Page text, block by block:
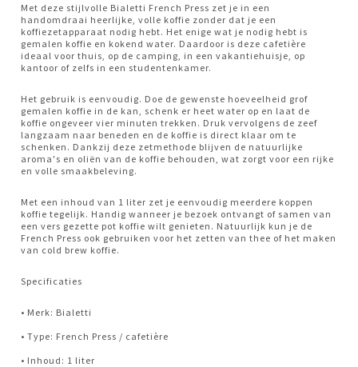
Met deze stijlvolle Bialetti French Press zet je in een
handomdraai heerlijke, volle koffie zonder dat je een
koffiezetapparaat nodig hebt. Het enige wat je nodig hebt is
gemalen koffie en kokend water. Daardoor is deze cafetière
ideaal voor thuis, op de camping, in een vakantiehuisje, op
kantoor of zelfs in een studentenkamer.
Het gebruik is eenvoudig. Doe de gewenste hoeveelheid grof
gemalen koffie in de kan, schenk er heet water op en laat de
koffie ongeveer vier minuten trekken. Druk vervolgens de zeef
langzaam naar beneden en de koffie is direct klaar om te
schenken. Dankzij deze zetmethode blijven de natuurlijke
aroma's en oliën van de koffie behouden, wat zorgt voor een rijke
en volle smaakbeleving.
Met een inhoud van 1 liter zet je eenvoudig meerdere koppen
koffie tegelijk. Handig wanneer je bezoek ontvangt of samen van
een vers gezette pot koffie wilt genieten. Natuurlijk kun je de
French Press ook gebruiken voor het zetten van thee of het maken
van cold brew koffie.
Specificaties
• Merk: Bialetti
• Type: French Press / cafetière
• Inhoud: 1 liter